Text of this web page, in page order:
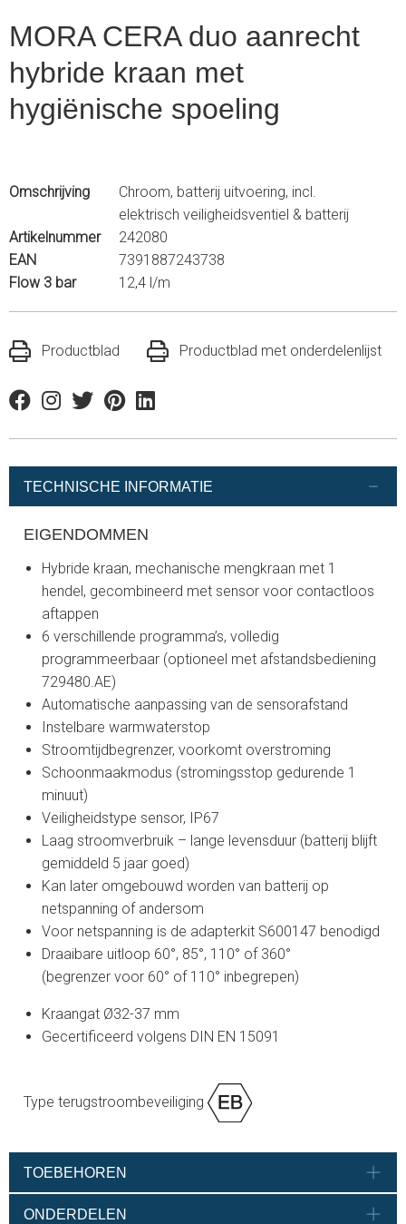
MORA CERA duo aanrecht
hybride kraan met
hygiënische spoeling
Omschrijving
Chroom, batterij uitvoering, incl.
elektrisch veiligheidsventiel & batterij
Artikelnummer
242080
EAN
7391887243738
Flow 3 bar
12,4 l/m
Productblad Productblad met onderdelenlijst
FacebookInstagram
TwitterPinterestLinkedin
TECHNISCHE INFORMATIE
EIGENDOMMEN
Hybride kraan, mechanische mengkraan met 1
hendel, gecombineerd met sensor voor contactloos
aftappen
6 verschillende programma’s, volledig
programmeerbaar (optioneel met afstandsbediening
729480.AE)
Automatische aanpassing van de sensorafstand
Instelbare warmwaterstop
Stroomtijdbegrenzer, voorkomt overstroming
Schoonmaakmodus (stromingsstop gedurende 1
minuut)
Veiligheidstype sensor, IP67
Laag stroomverbruik – lange levensduur (batterij blijft
gemiddeld 5 jaar goed)
Kan later omgebouwd worden van batterij op
netspanning of andersom
Voor netspanning is de adapterkit S600147 benodigd
Draaibare uitloop 60°, 85°, 110° of 360°
(begrenzer voor 60° of 110° inbegrepen)
Kraangat Ø32-37 mm
Gecertificeerd volgens DIN EN 15091
Type terugstroombeveiliging
TOEBEHOREN
ONDERDELEN